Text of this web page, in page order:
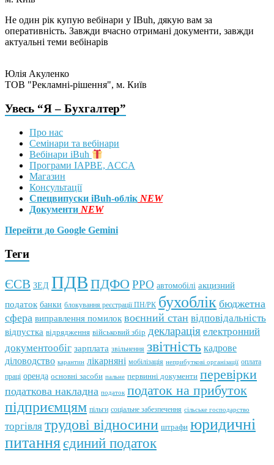
Не один рік купую вебінари у IBuh, дякую вам за
оперативність. Завжди вчасно отримані документи, завжди
актуальні теми вебінарів
Юлія Акуленко
TOB "Рекламні-рішення", м. Київ
Увесь “Я – Бухгалтер”
Про нас
Семінари та вебінари
Вебінари iBuh
Програми IAPBE, ACCA
Магазин
Консультації
Спецвипуски iBuh-облік NEW
Документи NEW
Перейти до Google Gemini
Теги
ЄСВ ЗЕД ПДВ ПДФО РРО автомобілі акцизний
податок банки блокування реєстрації ПН/РК бухоблік бюджетна
сфера виправлення помилок воєнний стан відповідальність
відпустка відрядження військовий збір декларація електронний
документообіг зарплата звільнення звітність кадрове
діловодство карантин лікарняні мобілізація неприбуткові організації оплата
праці оренда основні засоби пальне первинні документи перевірки
податкова накладна податок податок на прибуток
підприємцям пільги соціальне забезпечення сільське господарство
торгівля трудові відносини штрафи юридичні
питанняєдиний податок